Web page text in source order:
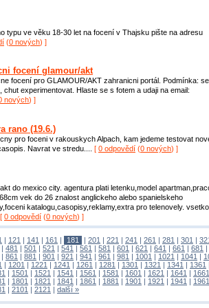
typu ve věku 18-30 let na focení v Thajsku pište na adresu
(0 nových) ]
focení glamour/akt
focení pro GLAMOUR/AKT zahranicni portál. Podmínka:
experimentovat. Hlaste se s fotem a udaji na email:
nových) ]
rano (19.6.)
pro foceni v rakouskych Alpach, kam jedeme testovat
Navrat ve stredu.... [ 0 odpovědí (0 nových) ]
do mexico city. agentura plati letenku,model
vek do 26 znalost anglickeho alebo spanielskeho
katalogu,casopisy,reklamy,extra pro telenovely.
[ 0 odpovědí (0 nových) ]
| 121 | 141 | 161 | 181 | 201 | 221 | 241 | 261 | 281 | 301 |
| 481 | 501 | 521 | 541 | 561 | 581 | 601 | 621 | 641 | 661 | 681 |
| 861 | 881 | 901 | 921 | 941 | 961 | 981 | 1001 | 1021 | 1041 |
| 1201 | 1221 | 1241 | 1261 | 1281 | 1301 | 1321 | 1341 | 1361
| 1501 | 1521 | 1541 | 1561 | 1581 | 1601 | 1621 | 1641 | 1661
| 1801 | 1821 | 1841 | 1861 | 1881 | 1901 | 1921 | 1941 | 1961
| 2101 | 2121 | další »